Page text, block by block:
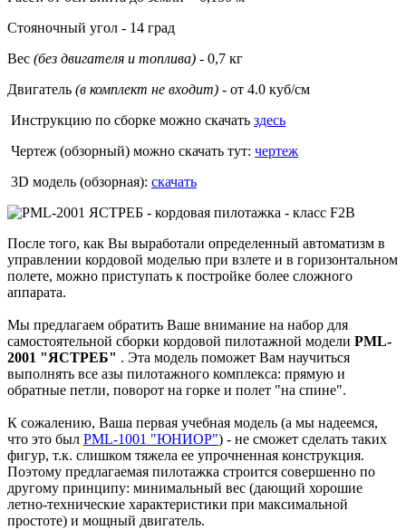
Стояночный угол - 14 град
Вес (без двигателя и топлива) - 0,7 кг
Двигатель (в комплект не входит) - от 4.0 куб/см
Инструкцию по сборке можно скачать здесь
Чертеж (обзорный) можно скачать тут: чертеж
3D модель (обзорная): скачать
После того, как Вы выработали определенный автоматизм в
управлении кордовой моделью при взлете и в горизонтальном
полете, можно приступать к постройке более сложного
аппарата.
Мы предлагаем обратить Ваше внимание на набор для
самостоятельной сборки кордовой пилотажной модели PML-
2001 "ЯСТРЕБ" . Эта модель поможет Вам научиться
выполнять все азы пилотажного комплекса: прямую и
обратные петли, поворот на горке и полет "на спине".
К сожалению, Ваша первая учебная модель (а мы надеемся,
что это был PML-1001 "ЮНИОР") - не сможет сделать таких
фигур, т.к. слишком тяжела ее упрочненная конструкция.
Поэтому предлагаемая пилотажка строится совершенно по
другому принципу: минимальный вес (дающий хорошие
летно-технические характеристики при максимальной
простоте) и мощный двигатель.